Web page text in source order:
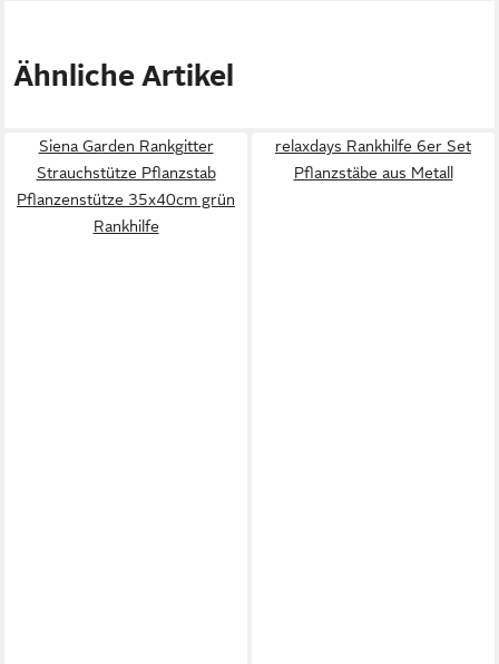
Ähnliche Artikel
Siena Garden Rankgitter
Strauchstütze Pflanzstab
Pflanzenstütze 35x40cm grün
Rankhilfe
relaxdays Rankhilfe 6er Set
Pflanzstäbe aus Metall